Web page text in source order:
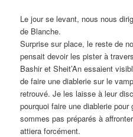
Le jour se levant, nous nous
de Blanche.
Surprise sur place, le reste de
pensait devoir les pister à
Bashir et Sheit’An essaient
de faire une diablerie sur le
retrouvé. Je les laisse à leur
pourquoi faire une diablerie
sommes pas préparés à
attiera forcément.